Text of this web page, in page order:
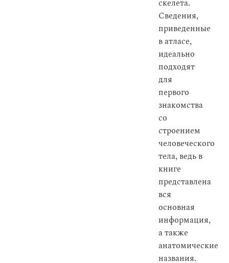
скелета.
Сведения,
приведенные
в атласе,
идеально
подходят
для
первого
знакомства
со
строением
человеческого
тела, ведь в
книге
представлена
вся
основная
информация,
а также
анатомические
названия.